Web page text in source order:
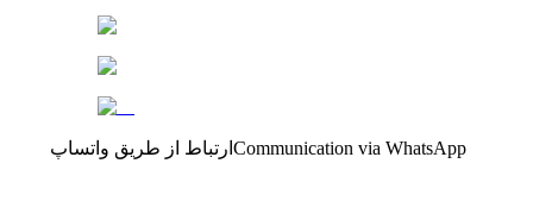
ارتباط از طریق واتساپ Communication via WhatsApp